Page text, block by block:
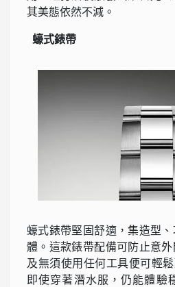
其美態依然不減。
蠔式錶帶
蠔式錶帶堅固舒適，集造型
體。這款錶帶配備可防止意
及無須使用任何工具便可輕鬆
即使穿著潛水服，仍能體驗